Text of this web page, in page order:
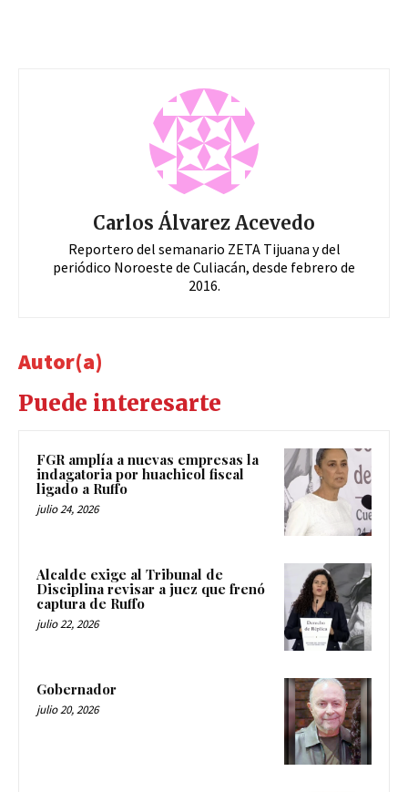
Carlos Álvarez Acevedo
Reportero del semanario ZETA Tijuana y del
periódico Noroeste de Culiacán, desde febrero de
2016.
Autor(a)
Puede interesarte
FGR amplía a nuevas empresas la
indagatoria por huachicol fiscal
ligado a Ruffo
julio 24, 2026
Alcalde exige al Tribunal de
Disciplina revisar a juez que frenó
captura de Ruffo
julio 22, 2026
Gobernador
julio 20, 2026